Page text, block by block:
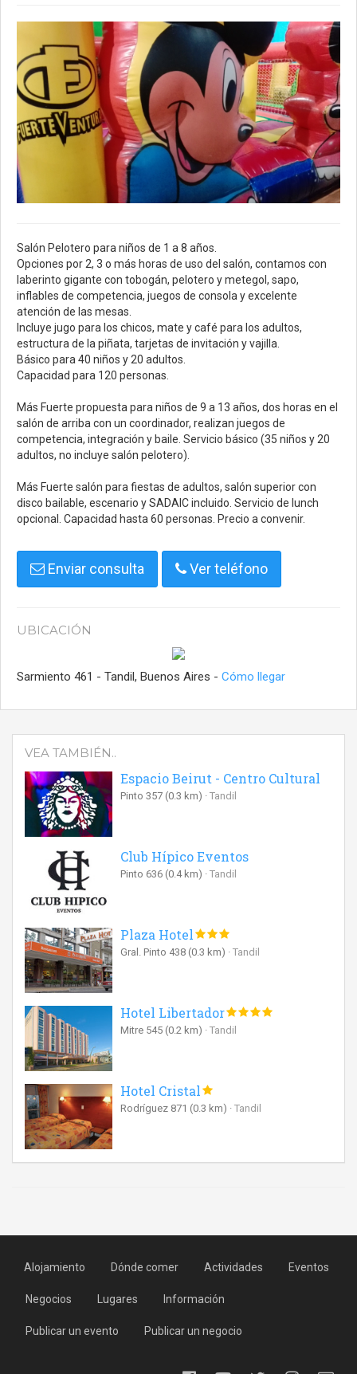
Salón Pelotero para niños de 1 a 8 años.
Opciones por 2, 3 o más horas de uso del salón, contamos con
laberinto gigante con tobogán, pelotero y metegol, sapo,
inflables de competencia, juegos de consola y excelente
atención de las mesas.
Incluye jugo para los chicos, mate y café para los adultos,
estructura de la piñata, tarjetas de invitación y vajilla.
Básico para 40 niños y 20 adultos.
Capacidad para 120 personas.
Más Fuerte propuesta para niños de 9 a 13 años, dos horas en el
salón de arriba con un coordinador, realizan juegos de
competencia, integración y baile. Servicio básico (35 niños y 20
adultos, no incluye salón pelotero).
Más Fuerte salón para fiestas de adultos, salón superior con
disco bailable, escenario y SADAIC incluido. Servicio de lunch
opcional. Capacidad hasta 60 personas. Precio a convenir.
Enviar consulta Ver teléfono
UBICACIÓN
Sarmiento 461 - Tandil, Buenos Aires - Cómo llegar
VEA TAMBIÉN..
Espacio Beirut - Centro Cultural
Pinto 357 (0.3 km) Tandil
Club Hípico Eventos
Pinto 636 (0.4 km) Tandil
Plaza Hotel
Gral. Pinto 438 (0.3 km) Tandil
Hotel Libertador
Mitre 545 (0.2 km) Tandil
Hotel Cristal
Rodríguez 871 (0.3 km) Tandil
Alojamiento Dónde comer Actividades Eventos
Negocios Lugares Información
Publicar un evento Publicar un negocio